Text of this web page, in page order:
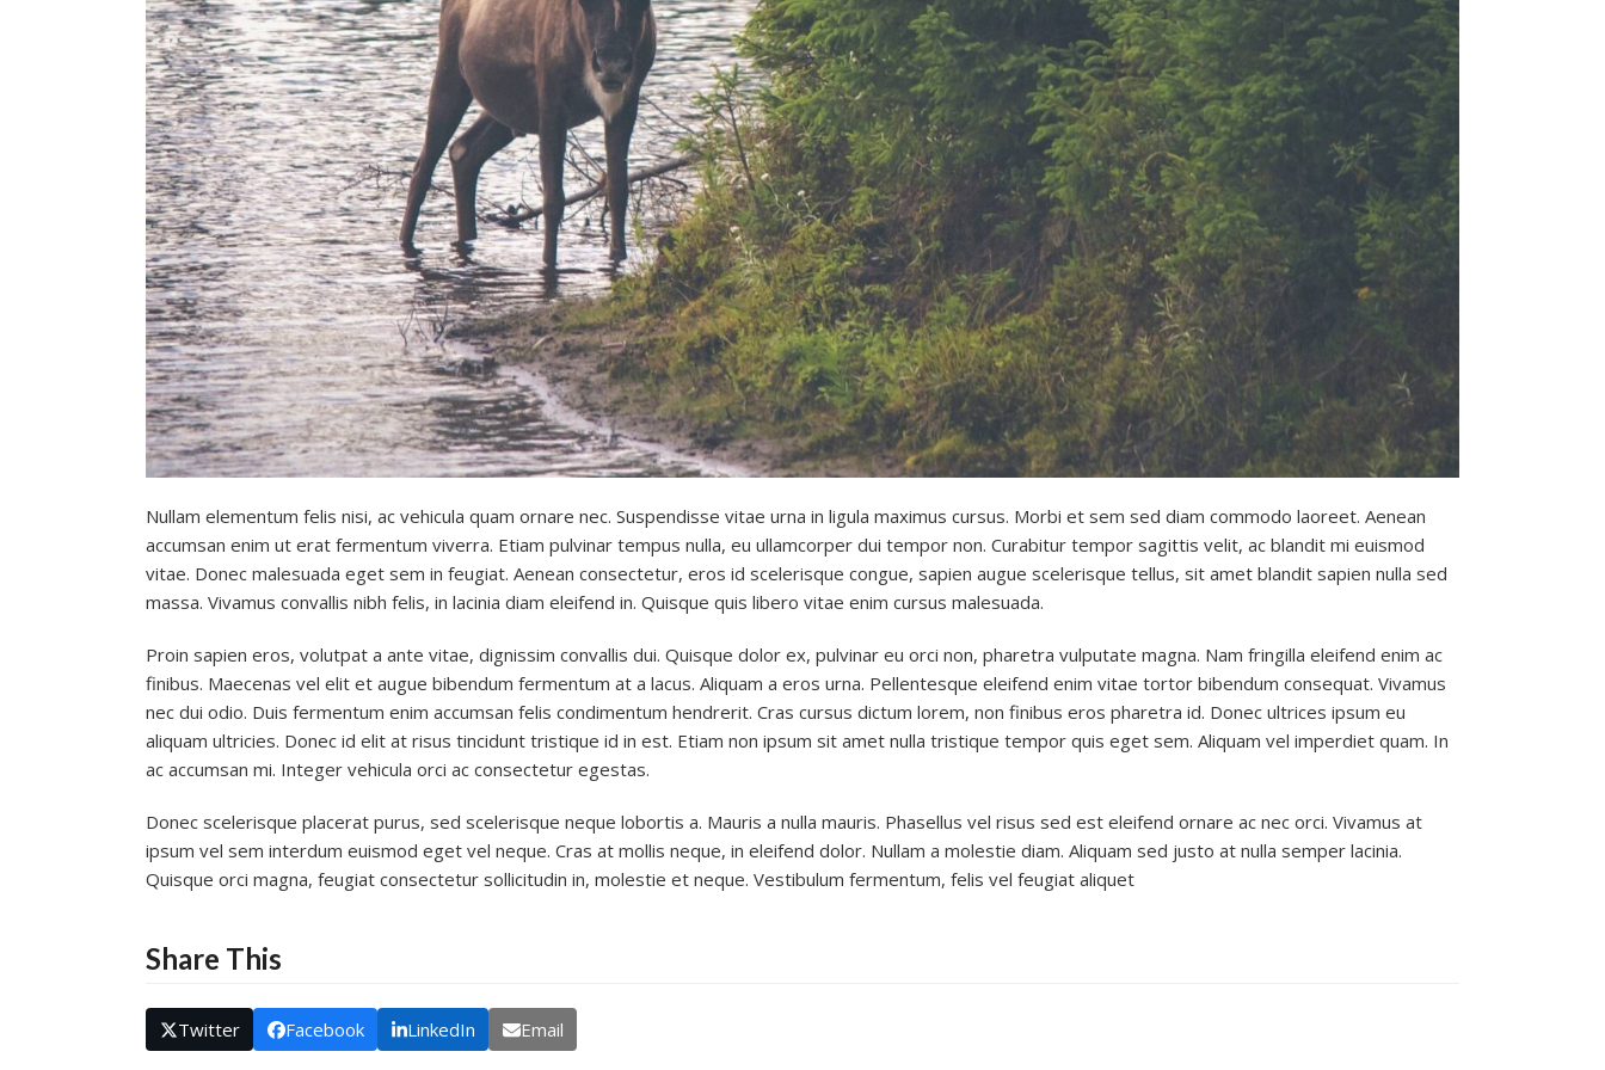
Nullam elementum felis nisi, ac vehicula quam ornare nec. Suspendisse vitae urna in ligula maximus cursus. Morbi et sem sed diam commodo laoreet. Aenean
accumsan enim ut erat fermentum viverra. Etiam pulvinar tempus nulla, eu ullamcorper dui tempor non. Curabitur tempor sagittis velit, ac blandit mi euismod
vitae. Donec malesuada eget sem in feugiat. Aenean consectetur, eros id scelerisque congue, sapien augue scelerisque tellus, sit amet blandit sapien nulla sed
massa. Vivamus convallis nibh felis, in lacinia diam eleifend in. Quisque quis libero vitae enim cursus malesuada.
Proin sapien eros, volutpat a ante vitae, dignissim convallis dui. Quisque dolor ex, pulvinar eu orci non, pharetra vulputate magna. Nam fringilla eleifend enim ac
finibus. Maecenas vel elit et augue bibendum fermentum at a lacus. Aliquam a eros urna. Pellentesque eleifend enim vitae tortor bibendum consequat. Vivamus
nec dui odio. Duis fermentum enim accumsan felis condimentum hendrerit. Cras cursus dictum lorem, non finibus eros pharetra id. Donec ultrices ipsum eu
aliquam ultricies. Donec id elit at risus tincidunt tristique id in est. Etiam non ipsum sit amet nulla tristique tempor quis eget sem. Aliquam vel imperdiet quam. In
ac accumsan mi. Integer vehicula orci ac consectetur egestas.
Donec scelerisque placerat purus, sed scelerisque neque lobortis a. Mauris a nulla mauris. Phasellus vel risus sed est eleifend ornare ac nec orci. Vivamus at
ipsum vel sem interdum euismod eget vel neque. Cras at mollis neque, in eleifend dolor. Nullam a molestie diam. Aliquam sed justo at nulla semper lacinia.
Quisque orci magna, feugiat consectetur sollicitudin in, molestie et neque. Vestibulum fermentum, felis vel feugiat aliquet
Share This
Twitter Facebook LinkedIn Email